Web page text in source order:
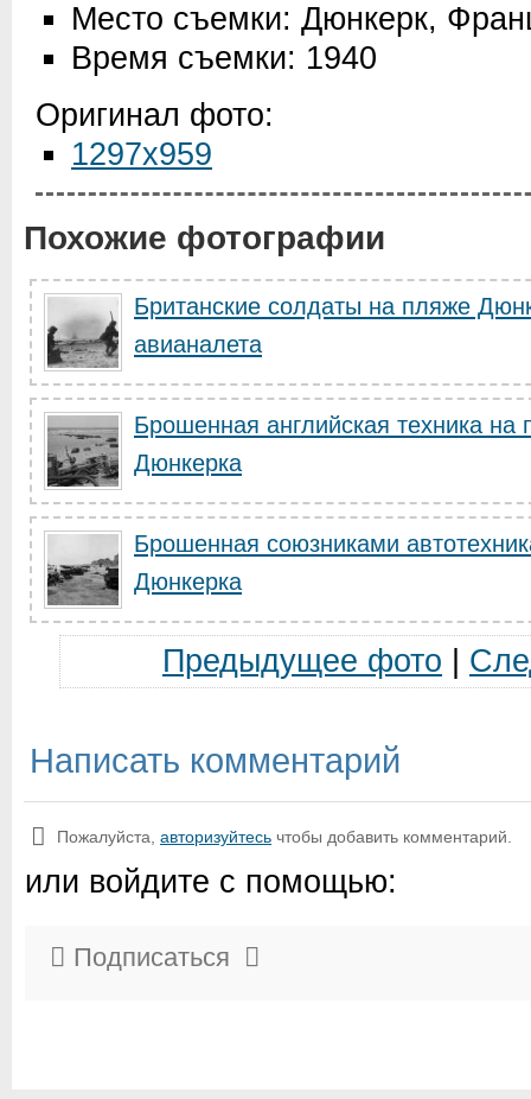
Место съемки: Дюнкерк,
Время съемки: 1940
Оригинал фото:
1297x959
Похожие фотографии
Британские солдаты на пляже
авианалета
Брошенная английская техника на
Дюнкерка
Брошенная союзниками
Дюнкерка
Предыдущее фото
Написать комментарий
Пожалуйста, авторизуйтесь чтобы добавить комментарий.
или войдите с помощью:
Подписаться